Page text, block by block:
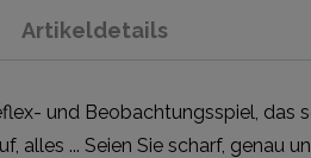
Artikeldetails
und Beobachtungsspiel, das
alles ... Seien Sie scharf, genau